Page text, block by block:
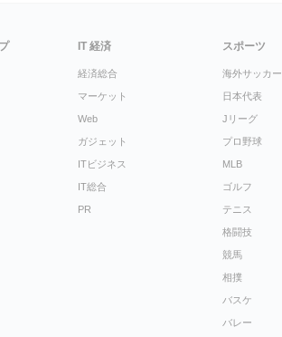
IT 経済
経済総合
マーケット
Web
ガジェット
ITビジネス
IT総合
PR
スポーツ
海外サッカー
日本代表
Jリーグ
プロ野球
MLB
ゴルフ
テニス
格闘技
競馬
相撲
バスケ
バレー